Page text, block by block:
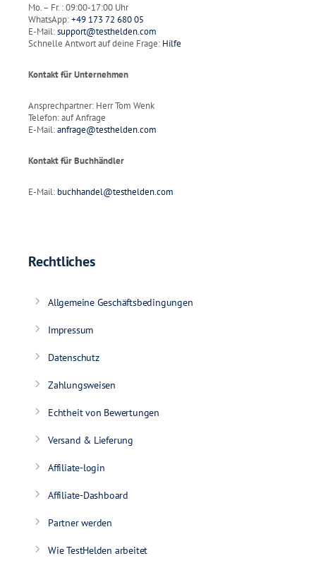
Mo. – Fr. : 09:00-17:00 Uhr
WhatsApp:+49 173 72 680 05
E-Mail:support@testhelden.com
Schnelle Antwort auf deine Frage: Hilfe
Kontakt für Unternehmen
Ansprechpartner: Herr Tom Wenk
Telefon: auf Anfrage
E-Mail:anfrage@testhelden.com
Kontakt für Buchhändler
E-Mail: buchhandel@testhelden.com
Rechtliches
Allgemeine Geschäftsbedingungen
Impressum
Datenschutz
Zahlungsweisen
Echtheit von Bewertungen
Versand & Lieferung
Affiliate-login
Affiliate-Dashboard
Partner werden
Wie TestHelden arbeitet